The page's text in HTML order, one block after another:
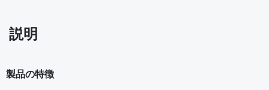
説明
製品の特徴